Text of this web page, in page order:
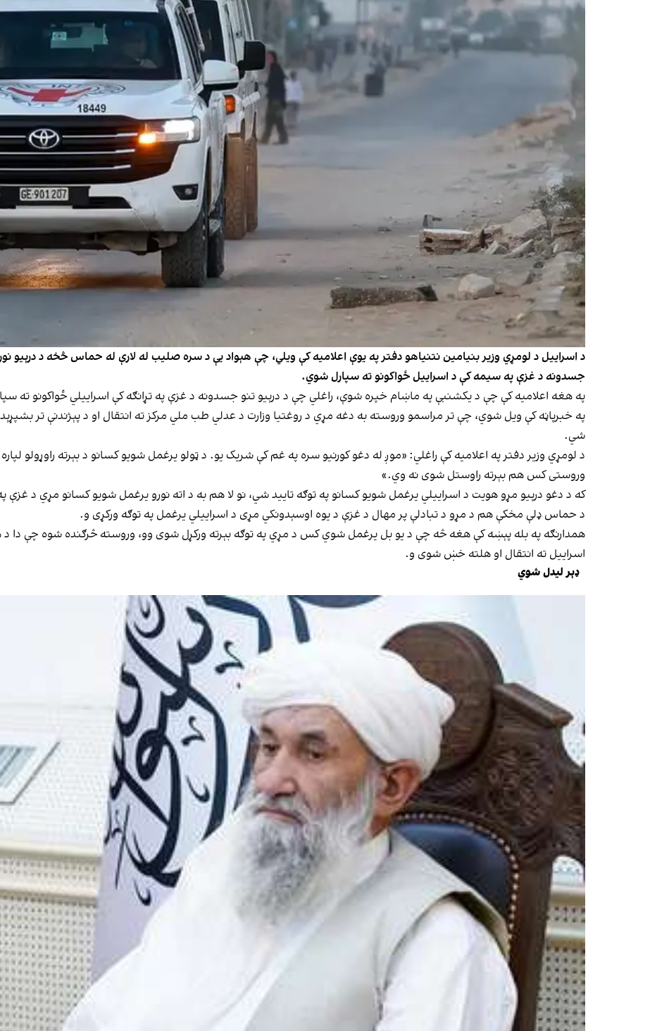
د اسراییل د لومړي وزیر بنیامین نتنیاهو دفتر په یوې اعلامیه کې ویلي، چې هېواد یې د سره صلیب له لارې له حماس څخه د
جسدونه د غزې په سیمه کې د اسراییل ځواکونو ته سپارل شوي.
په هغه اعلامیه کې چې د یکشنبې په ماښام خپره شوې، راغلي چې د درېیو تنو جسدونه د غزې په تړانګه کې اسراییلي ځواکونو ته
په خبرپاڼه کې ویل شوي، چې تر مراسمو وروسته به دغه مړي د روغتیا وزارت د عدلي طب ملي مرکز ته انتقال او د پېژندنې تر
شي.
د لومړي وزیر دفتر په اعلامیه کې راغلي: «موږ له دغو کورنیو سره په غم کې شریک یو. د ټولو یرغمل شویو کسانو د بېرته راوړولو
وروستی کس هم بېرته راوستل شوی نه وي.»
که د دغو درېیو مړو هویت د اسراییلي یرغمل شویو کسانو په توګه تایید شي، نو لا هم به د اته نورو یرغمل شویو کسانو مړي د
د حماس ډلې مخکې هم د مړو د تبادلې پر مهال د غزې د یوه اوسېدونکي مړی د اسراییلي یرغمل په توګه ورکړی و.
همدارنګه په بله پېښه کې هغه څه چې د یو بل یرغمل شوي کس د مړي په توګه بېرته ورکړل شوی وو، وروسته څرګنده شوه چې
اسراییل ته انتقال او هلته خښ شوی و.
ډېر لیدل شوي